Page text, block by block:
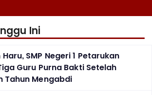
Ini
SMP Negeri 1 Petarukan
Guru Purna Bakti Setelah
Tahun Mengabdi